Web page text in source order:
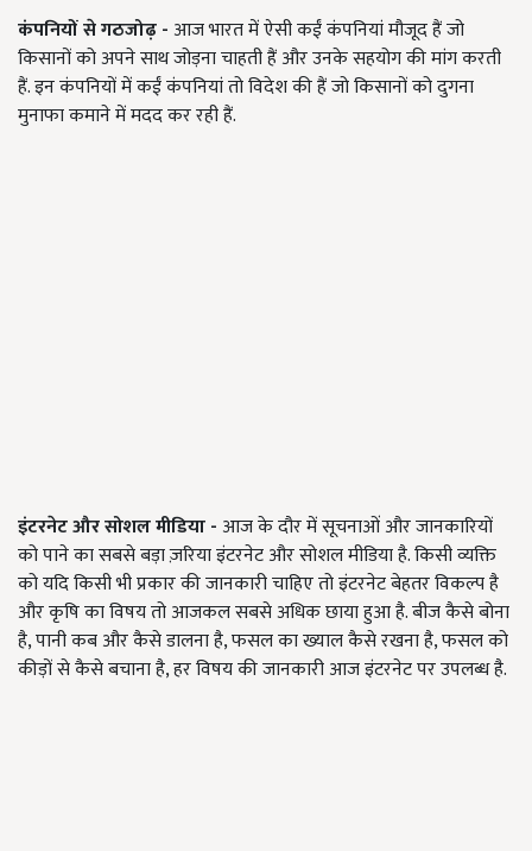
कंपनियों से गठजोढ़ - आज भारत में ऐसी कईं कंपनियां मौजूद हैं जो
किसानों को अपने साथ जोड़ना चाहती हैं और उनके सहयोग की मांग करती
हैं. इन कंपनियों में कईं कंपनियां तो विदेश की हैं जो किसानों को दुगना
मुनाफा कमाने में मदद कर रही हैं.
इंटरनेट और सोशल मीडिया - आज के दौर में सूचनाओं और जानकारियों
को पाने का सबसे बड़ा ज़रिया इंटरनेट और सोशल मीडिया है. किसी व्यक्ति
को यदि किसी भी प्रकार की जानकारी चाहिए तो इंटरनेट बेहतर विकल्प है
और कृषि का विषय तो आजकल सबसे अधिक छाया हुआ है. बीज कैसे बोना
है, पानी कब और कैसे डालना है, फसल का ख्याल कैसे रखना है, फसल को
कीड़ों से कैसे बचाना है, हर विषय की जानकारी आज इंटरनेट पर उपलब्ध है.